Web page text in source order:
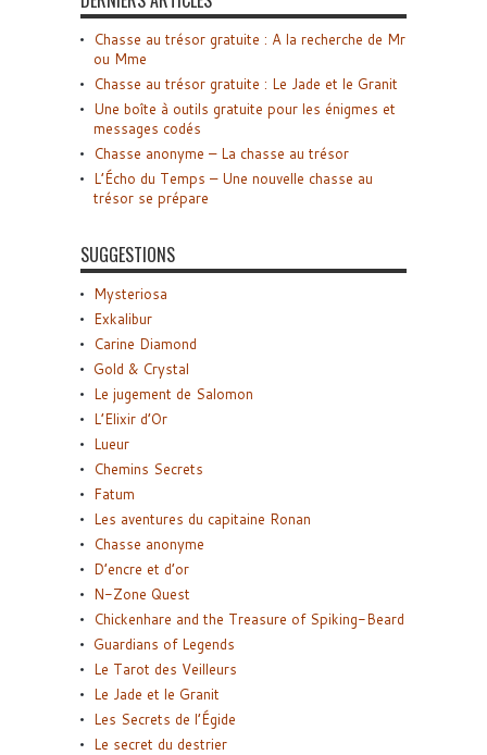
Chasse au trésor gratuite : A la recherche de Mr
ou Mme
Chasse au trésor gratuite : Le Jade et le Granit
Une boîte à outils gratuite pour les énigmes et
messages codés
Chasse anonyme – La chasse au trésor
L’Écho du Temps – Une nouvelle chasse au
trésor se prépare
SUGGESTIONS
Mysteriosa
Exkalibur
Carine Diamond
Gold & Crystal
Le jugement de Salomon
L’Elixir d’Or
Lueur
Chemins Secrets
Fatum
Les aventures du capitaine Ronan
Chasse anonyme
D’encre et d’or
N-Zone Quest
Chickenhare and the Treasure of Spiking-Beard
Guardians of Legends
Le Tarot des Veilleurs
Le Jade et le Granit
Les Secrets de l’Égide
Le secret du destrier